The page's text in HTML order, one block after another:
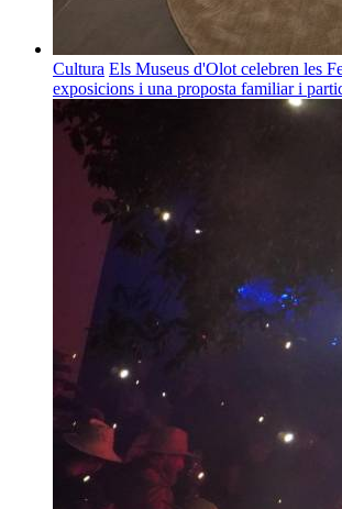
Cultura Els Museus d'Olot celebren les
exposicions i una proposta familiar i